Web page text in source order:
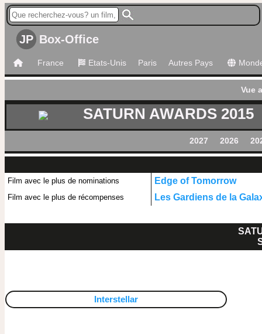
JP Box-Office
France Etats-Unis Paris Autres Pays
Vue
SATURN AWARDS 2015
2027 2026
Film avec le plus de nominations Edge of Tomorrow
Film avec le plus de récompenses Les Gardiens de la
Interstellar